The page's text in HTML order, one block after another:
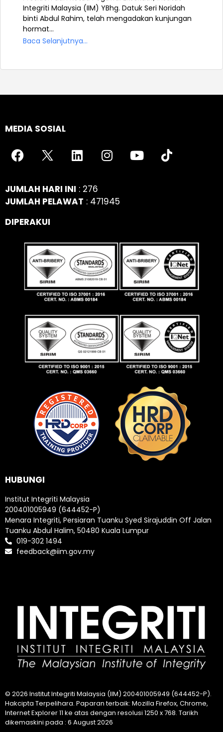
Integriti Malaysia (IIM) YBhg. Datuk Seri Noridah
binti Abdul Rahim, telah mengadakan kunjungan
hormat...
Baca Selanjutnya...
MEDIA SOSIAL
JUMLAH HARI INI : 276
JUMLAH PELAWAT : 471945
DIPERAKUI
HUBUNGI
Institut Integriti Malaysia
200401005949 (644452-P)
Menara Integriti, Persiaran Tuanku Syed Sirajuddin Off Jalan
Tuanku Abdul Halim, 50480 Kuala Lumpur
019-302 1494
feedback@iim.gov.my
© 2026 Institut Integriti Malaysia (IIM) 200401005949 (644452-P).
Hakcipta Terpelihara. Paparan terbaik: Mozilla Firefox, Chrome,
Internet Explorer 11 ke atas dengan resolusi 1250 x 768. Tarikh
dikemaskini pada : 6 August 2026